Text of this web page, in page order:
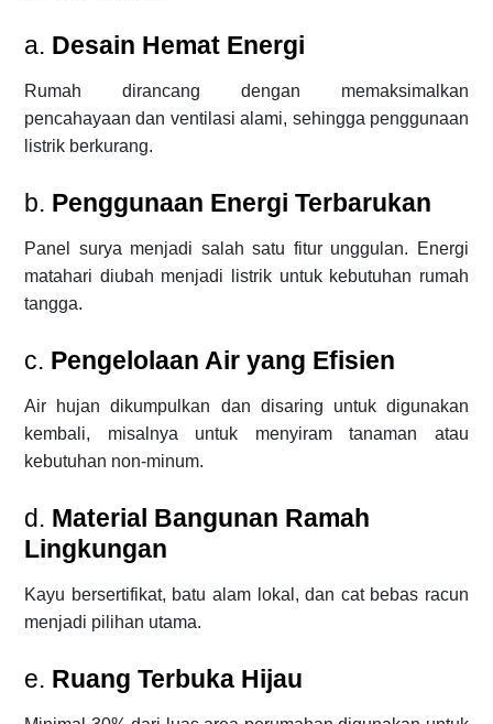
a. Desain Hemat Energi
Rumah dirancang dengan memaksimalkan
pencahayaan dan ventilasi alami, sehingga penggunaan
listrik berkurang.
b. Penggunaan Energi Terbarukan
Panel surya menjadi salah satu fitur unggulan. Energi
matahari diubah menjadi listrik untuk kebutuhan rumah
tangga.
c. Pengelolaan Air yang Efisien
Air hujan dikumpulkan dan disaring untuk digunakan
kembali, misalnya untuk menyiram tanaman atau
kebutuhan non-minum.
d. Material Bangunan Ramah
Lingkungan
Kayu bersertifikat, batu alam lokal, dan cat bebas racun
menjadi pilihan utama.
e. Ruang Terbuka Hijau